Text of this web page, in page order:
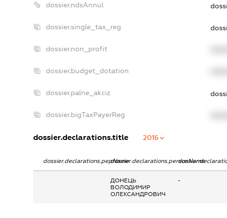
dossier.ndsAnnul
dossier.single_tax_reg
dossier.non_profit
dossier.budget_dotation
dossier.palne_akciz
dossier.bigTaxPayerReg
dossier.declarations.title 2016
dossier.declarations.pepNamedossier.declarations.personName
ДОНЕЦЬ
ВОЛОДИМИР
ОЛЕКСАНДРОВИЧ
-